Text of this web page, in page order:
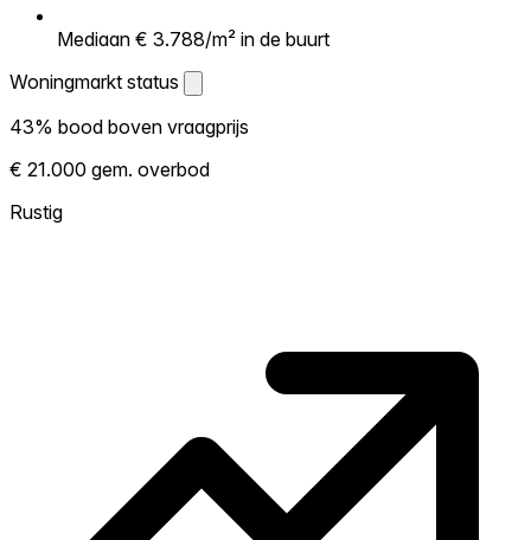
Mediaan € 3.788/m² in de buurt
Woningmarkt status
Woningmarkt status
Laat zien hoe competitief de markt hier is.
Hoe meer woningen boven vraagprijs
verkopen, hoe heter. Heet? Verwacht
concurrentie en overweeg boven vraagprijs
43% bood boven vraagprijs
€ 21.000 gem. overbod
Rustig